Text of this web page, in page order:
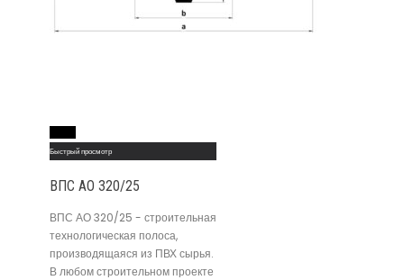
Быстрый просмотр
ВПС АО 320/25
ВПС АО 320/25 - строительная
технологическая полоса,
производящаяся из ПВХ сырья.
В любом строительном проекте